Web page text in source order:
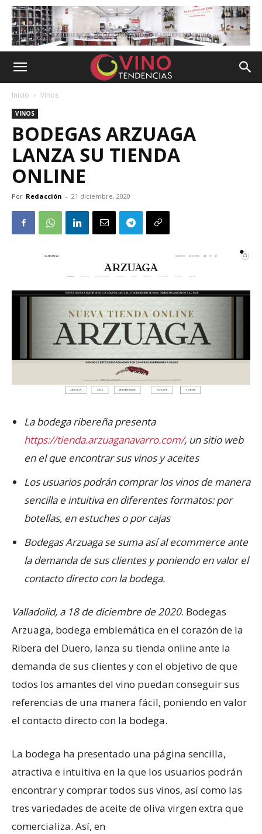
Inicio Vinos
VINOS
BODEGAS ARZUAGA
LANZA SU TIENDA
ONLINE
Por Redacción - 21 diciembre, 2020
La bodega ribereña presenta
https://tienda.arzuaganavarro.com/, un sitio web
en el que encontrar sus vinos y aceites
Los usuarios podrán comprar los vinos de manera
sencilla e intuitiva en diferentes formatos: por
botellas, en estuches o por cajas
Bodegas Arzuaga se suma así al ecommerce ante
la demanda de sus clientes y poniendo en valor el
contacto directo con la bodega.
Valladolid, a 18 de diciembre de 2020. Bodegas
Arzuaga, bodega emblemática en el corazón de la
Ribera del Duero, lanza su tienda online ante la
demanda de sus clientes y con el objetivo de que
todos los amantes del vino puedan conseguir sus
referencias de una manera fácil, poniendo en valor
el contacto directo con la bodega.
La bodega ha presentado una página sencilla,
atractiva e intuitiva en la que los usuarios podrán
encontrar y comprar todos sus vinos, así como las
tres variedades de aceite de oliva virgen extra que
comercializa. Así, en